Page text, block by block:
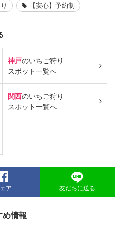
【安心】予約制
神戸のいちご狩り
スポット一覧へ
関西のいちご狩り
スポット一覧へ
ア 友だちに送る
め情報